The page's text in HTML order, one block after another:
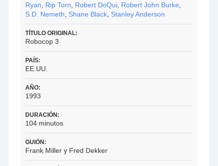
Ryan
Rip Torn Robert DoQui Robert John Burke
S.D. Nemeth
Shane Black Stanley Anderson
TÍTULO ORIGINAL:
Robocop 3
PAÍS:
EE.UU.
AÑO:
1993
DURACIÓN:
104 minutos
GUIÓN:
Frank Miller y Fred Dekker